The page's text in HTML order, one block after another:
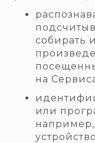
собирать
на
или
например,